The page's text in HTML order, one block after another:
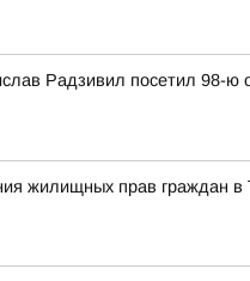
Радзивил посетил 98-
жилищных прав граждан в